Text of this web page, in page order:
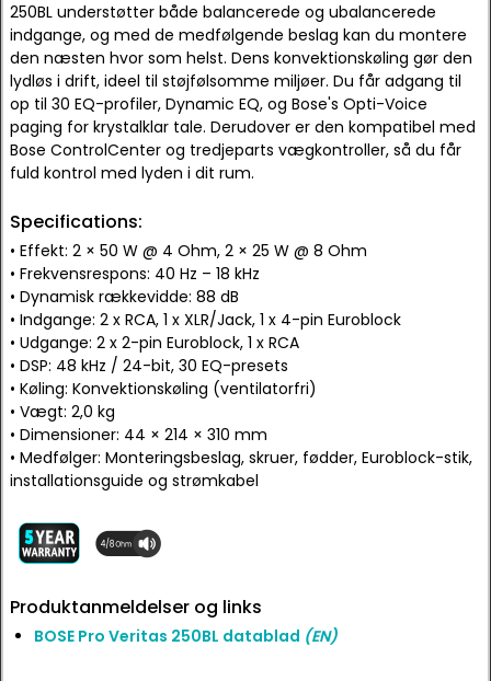
250BL understøtter både balancerede og ubalancerede
indgange, og med de medfølgende beslag kan du montere
den næsten hvor som helst. Dens konvektionskøling gør den
lydløs i drift, ideel til støjfølsomme miljøer. Du får adgang til
op til 30 EQ-profiler, Dynamic EQ, og Bose's Opti-Voice
paging for krystalklar tale. Derudover er den kompatibel med
Bose ControlCenter og tredjeparts vægkontroller, så du får
fuld kontrol med lyden i dit rum.
Specifications:
• Effekt: 2 × 50 W @ 4 Ohm, 2 × 25 W @ 8 Ohm
• Frekvensrespons: 40 Hz – 18 kHz
• Dynamisk rækkevidde: 88 dB
• Indgange: 2 x RCA, 1 x XLR/Jack, 1 x 4-pin Euroblock
• Udgange: 2 x 2-pin Euroblock, 1 x RCA
• DSP: 48 kHz / 24-bit, 30 EQ-presets
• Køling: Konvektionskøling (ventilatorfri)
• Vægt: 2,0 kg
• Dimensioner: 44 × 214 × 310 mm
• Medfølger: Monteringsbeslag, skruer, fødder, Euroblock-stik,
installationsguide og strømkabel
Produktanmeldelser og links
BOSE Pro Veritas 250BL datablad (EN)